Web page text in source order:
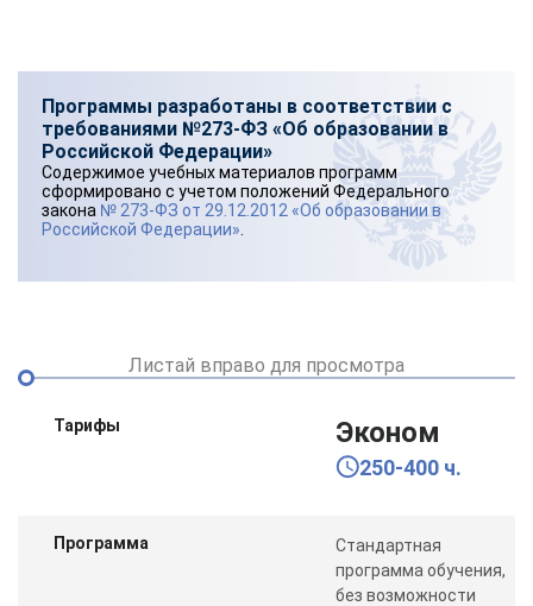
Программы разработаны в соответствии с
требованиями №273-ФЗ «Об образовании в
Российской Федерации»
Содержимое учебных материалов программ
сформировано с учетом положений Федерального
закона № 273-ФЗ от 29.12.2012 «Об образовании в
Российской Федерации»
Листай вправо для просмотра
Тарифы Эконом
250-400 ч.
Программа
Стандартная
программа обучения,
без возможности